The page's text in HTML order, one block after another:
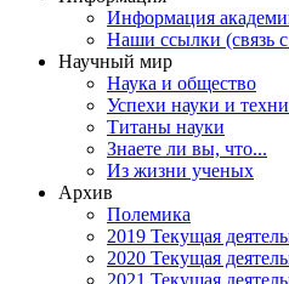
Информация
Наши ссылки (связь
Научный мир
Наука и общество
Успехи науки и
Титаны науки
Знаете ли вы, что...
Из жизни ученых
Архив
Полемика
2019 Текущая
2020 Текущая
2021 Текущая